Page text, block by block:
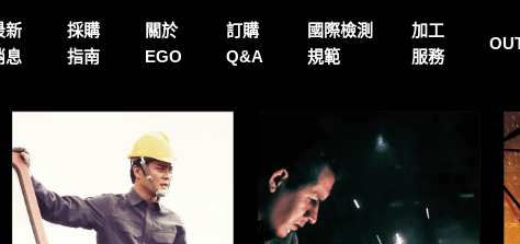
新
息
採購
指南
關於
EGO
訂購
Q&A
國際檢測
規範
加工
服務